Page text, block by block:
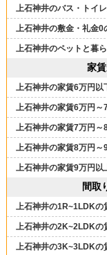
上石神井のバス・トイ
上石神井の敷金・礼金0
上石神井のペットと暮
家
上石神井の家賃6万円以
上石神井の家賃6万円
上石神井の家賃7万円
上石神井の家賃8万円
上石神井の家賃9万円以
間取
上石神井の1R~1LDKの
上石神井の2K~2LDKの
上石神井の3K~3LDKの